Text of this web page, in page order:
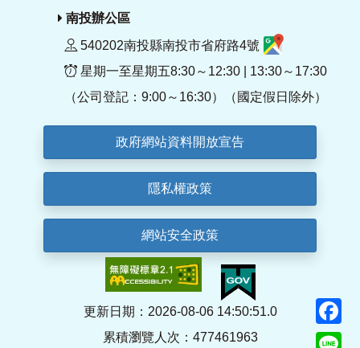
南投辦公區
540202南投縣南投市省府路4號
星期一至星期五8:30～12:30 | 13:30～17:30
（公司登記：9:00～16:30）（國定假日除外）
政府網站資料開放宣告
隱私權政策
網站安全政策
更新日期：2026-08-06 14:50:51.0
累積瀏覽人次：477461963